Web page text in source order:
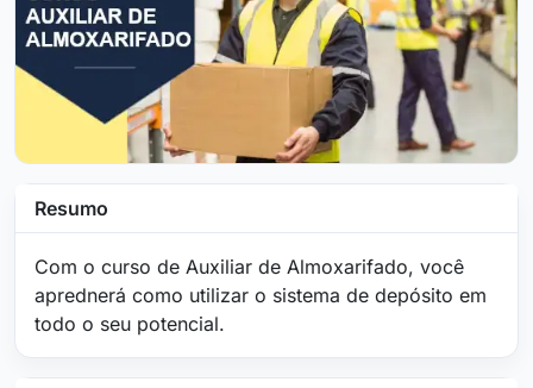
Resumo
Com o curso de Auxiliar de Almoxarifado, você
aprednerá como utilizar o sistema de depósito em
todo o seu potencial.